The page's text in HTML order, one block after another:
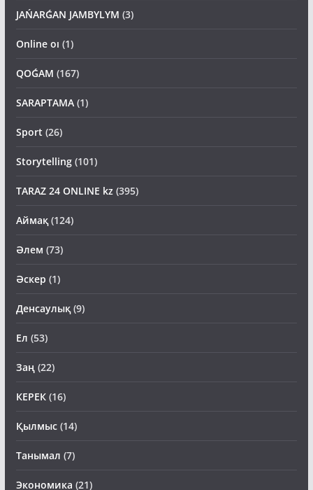
JAŃARǴAN JAMBYLYM (3)
Online oı (1)
QOǴAM (167)
SARAPTAMA(1)
Sport (26)
Storytelling(101)
TARAZ 24 ONLINE kz(395)
Аймақ(124)
Әлем (73)
Әскер (1)
Денсаулық(9)
Ел (53)
Заң(22)
КЕРЕК(16)
Қылмыс(14)
Танымал (7)